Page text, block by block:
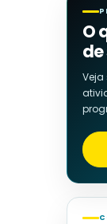
O
de
Veja